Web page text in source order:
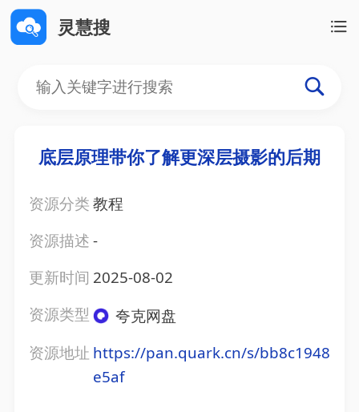
灵慧搜
底层原理带你了解更深层摄影的后期
资源分类教程
资源描述-
更新时间 2025-08-02
资源类型
夸克网盘
资源地址 https://pan.quark.cn/s/bb8c1948
e5af